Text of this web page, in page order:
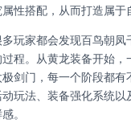
性搭配，从而打造属于
玩家都会发现百鸟朝凤
程。从黄龙装备开始，
剑门，每一个阶段都有
玩法、装备强化系统以
。